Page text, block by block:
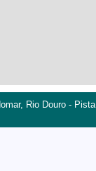
Rio Douro -